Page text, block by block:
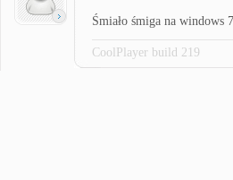
Śmiało śmiga na windows
CoolPlayer build 219